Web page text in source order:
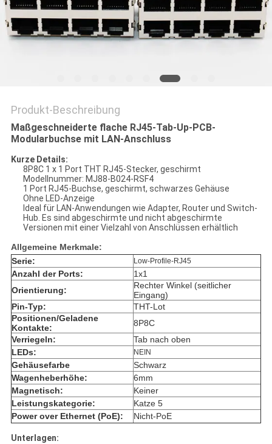
Produkt-Beschreibung
Maßgeschneiderte flache RJ45-Tab-Up-PCB-
Modularbuchse mit LAN-Anschluss
Kurze Details:
8P8C 1 x 1 Port THT RJ45-Stecker, geschirmt
Modellnummer: MJ88-B024-RSF4
1 Port RJ45-Buchse, geschirmt, schwarzes Gehäuse
Ohne LED-Anzeige
Ideal für LAN-Anwendungen wie Adapter, Router und Switch-
Hub. Es sind abgeschirmte und nicht abgeschirmte
Versionen mit einer Vielzahl von Anschlüssen erhältlich
Allgemeine Merkmale:
Serie:
Low-Profile-RJ45
Anzahl der Ports:
1x1
Orientierung:
Rechter Winkel (seitlicher
Eingang)
Pin-Typ:
THT-Lot
Positionen/Geladene
Kontakte:
8P8C
Verriegeln:
Tab nach oben
LEDs:
NEIN
Gehäusefarbe
Schwarz
Wagenheberhöhe:
6mm
Magnetisch:
Keiner
Leistungskategorie:
Katze 5
Power over Ethernet (PoE):
Nicht-PoE
Unterlagen: